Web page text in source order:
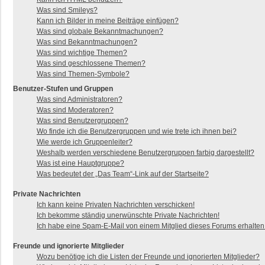
Was sind Smileys?
Kann ich Bilder in meine Beiträge einfügen?
Was sind globale Bekanntmachungen?
Was sind Bekanntmachungen?
Was sind wichtige Themen?
Was sind geschlossene Themen?
Was sind Themen-Symbole?
Benutzer-Stufen und Gruppen
Was sind Administratoren?
Was sind Moderatoren?
Was sind Benutzergruppen?
Wo finde ich die Benutzergruppen und wie trete ich ihnen bei?
Wie werde ich Gruppenleiter?
Weshalb werden verschiedene Benutzergruppen farbig dargestellt?
Was ist eine Hauptgruppe?
Was bedeutet der „Das Team“-Link auf der Startseite?
Private Nachrichten
Ich kann keine Privaten Nachrichten verschicken!
Ich bekomme ständig unerwünschte Private Nachrichten!
Ich habe eine Spam-E-Mail von einem Mitglied dieses Forums
Freunde und ignorierte Mitglieder
Wozu benötige ich die Listen der Freunde und ignorierten Mitglieder?